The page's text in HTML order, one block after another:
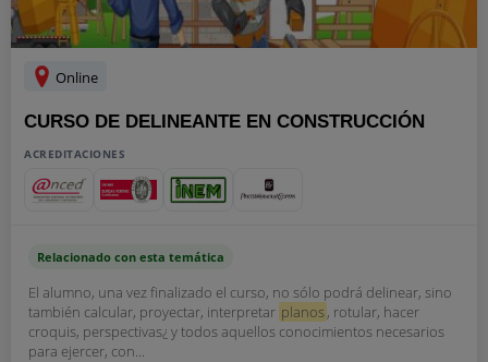
Online
CURSO DE DELINEANTE EN CONSTRUCCIÓN
ACREDITACIONES
Relacionado con esta temática
El alumno, una vez finalizado el curso, no sólo podrá delinear, sino
también calcular, proyectar, interpretar planos, rotular, hacer
croquis, perspectivas¿ y todos aquellos conocimientos necesarios
para ejercer, con...